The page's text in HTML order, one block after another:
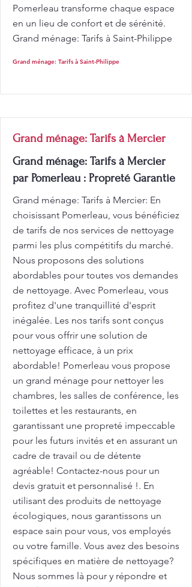
Pomerleau transforme chaque espace
en un lieu de confort et de sérénité.
Grand ménage: Tarifs à Saint-Philippe
Grand ménage: Tarifs à Saint-Philippe
Grand ménage: Tarifs à Mercier
Grand ménage: Tarifs à Mercier
par Pomerleau : Propreté Garantie
Grand ménage: Tarifs à Mercier: En
choisissant Pomerleau, vous bénéficiez
de tarifs de nos services de nettoyage
parmi les plus compétitifs du marché.
Nous proposons des solutions
abordables pour toutes vos demandes
de nettoyage. Avec Pomerleau, vous
profitez d'une tranquillité d'esprit
inégalée. Les nos tarifs sont conçus
pour vous offrir une solution de
nettoyage efficace, à un prix
abordable! Pomerleau vous propose
un grand ménage pour nettoyer les
chambres, les salles de conférence, les
toilettes et les restaurants, en
garantissant une propreté impeccable
pour les futurs invités et en assurant un
cadre de travail ou de détente
agréable! Contactez-nous pour un
devis gratuit et personnalisé !. En
utilisant des produits de nettoyage
écologiques, nous garantissons un
espace sain pour vous, vos employés
ou votre famille. Vous avez des besoins
spécifiques en matière de nettoyage?
Nous sommes là pour y répondre et